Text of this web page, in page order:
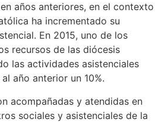
años anteriores, en el contexto
ha incrementado su
En 2015, uno de los
recursos de las diócesis
las actividades asistenciales
año anterior un 10%.
acompañadas y atendidas en
sociales y asistenciales de la